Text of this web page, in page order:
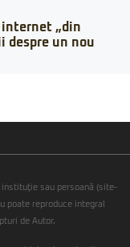
internet „din
despre un nou
sau persoană (site-
poate reproduce integral
de Autor.